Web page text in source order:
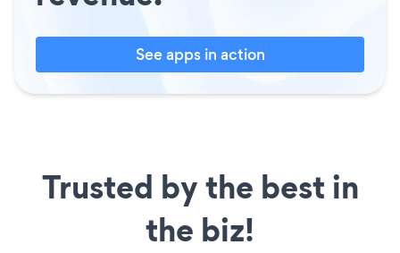
See apps in action
Trusted by the best in
the biz!